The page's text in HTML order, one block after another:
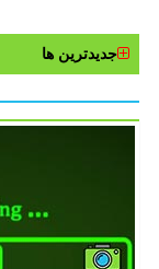
جدیدترین ها